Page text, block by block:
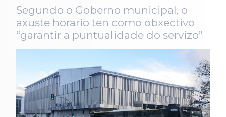
Segundo o Goberno municipal, o
axuste horario ten como obxectivo
“garantir a puntualidade do servizo”